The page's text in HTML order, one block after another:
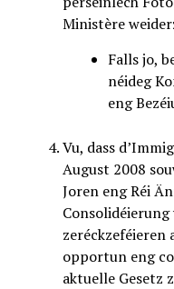
Ministère
Falls jo,
néideg
eng
Vu, dass
August 2008
Joren eng Réi
Consolidéierung
zeréckzeféieren
opportun eng
aktuelle Gesetz